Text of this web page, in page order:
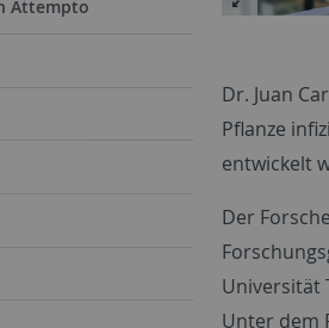
Attempto
Dr. Juan
Pflanze
entwickelt
Der
Universität
Unter dem